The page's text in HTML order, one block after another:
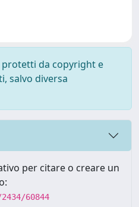
protetti da copyright e
salvo diversa
per citare o creare un
60844